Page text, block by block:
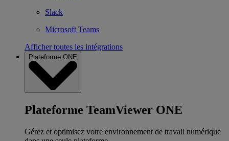
Slack
Microsoft Teams
Afficher toutes les intégrations
Plateforme ONE
Plateforme TeamViewer ONE
Gérez et optimisez votre environnement de travail numérique